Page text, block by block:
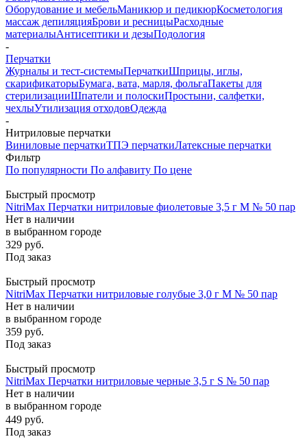
Оборудование и мебельМаникюр и педикюрКосметология
массаж депиляцияБрови и ресницыРасходные
материалыАнтисептики и дезыПодология
-
Перчатки
Журналы и тест-системыПерчаткиШприцы, иглы,
скарификаторыБумага, вата, марля, фольгаПакеты для
стерилизацииШпатели и полоскиПростыни, салфетки,
чехлыУтилизация отходовОдежда
-
Нитриловые перчатки
Виниловые перчаткиТПЭ перчаткиЛатексные перчатки
Фильтр
По популярности По алфавиту По цене
Быстрый просмотр
NitriMax Перчатки нитриловые фиолетовые 3,5 г M № 50 пар
Нет в наличии
в выбранном городе
329 руб.
Под заказ
Быстрый просмотр
NitriMax Перчатки нитриловые голубые 3,0 г M № 50 пар
Нет в наличии
в выбранном городе
359 руб.
Под заказ
Быстрый просмотр
NitriMax Перчатки нитриловые черные 3,5 г S № 50 пар
Нет в наличии
в выбранном городе
449 руб.
Под заказ